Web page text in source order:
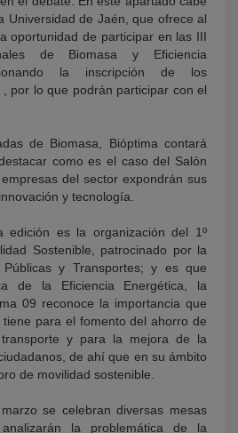
Universidad de Jaén, que ofrece al
oportunidad de participar en las III
de Biomasa y Eficiencia
la inscripción de los
por lo que podrán participar con el
de Biomasa, Bióptima contará
como es el caso del Salón
del sector expondrán sus
y tecnología.
edición es la organización del 1º
Sostenible, patrocinado por la
y Transportes; y es que
de la Eficiencia Energética, la
09 reconoce la importancia que
tiene para el fomento del ahorro de
y para la mejora de la
de ahí que en su ámbito
de movilidad sostenible.
se celebran diversas mesas
la problemática de la